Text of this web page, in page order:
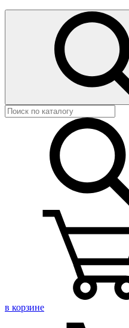
в корзине